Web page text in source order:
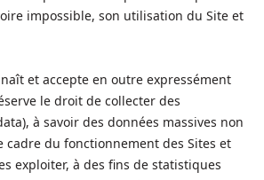
impossible, son utilisation du Site et
et accepte en outre expressément
le droit de collecter des
à savoir des données massives non
cadre du fonctionnement des Sites et
exploiter, à des fins de statistiques